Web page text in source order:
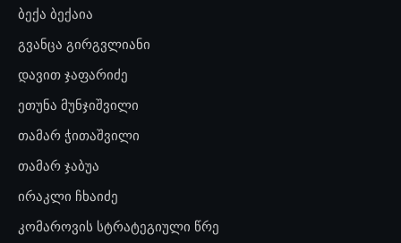
ბექა ბექაია
გვანცა გირგვლიანი
დავით ჯაფარიძე
ეთუნა მუნჯიშვილი
თამარ ჭითაშვილი
თამარ ჯაბუა
ირაკლი ჩხაიძე
კომაროვის სტრატეგიული წრე